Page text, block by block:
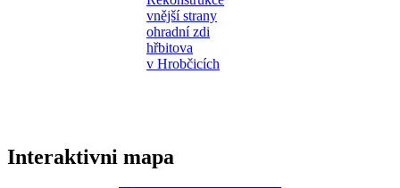
Interaktivni mapa